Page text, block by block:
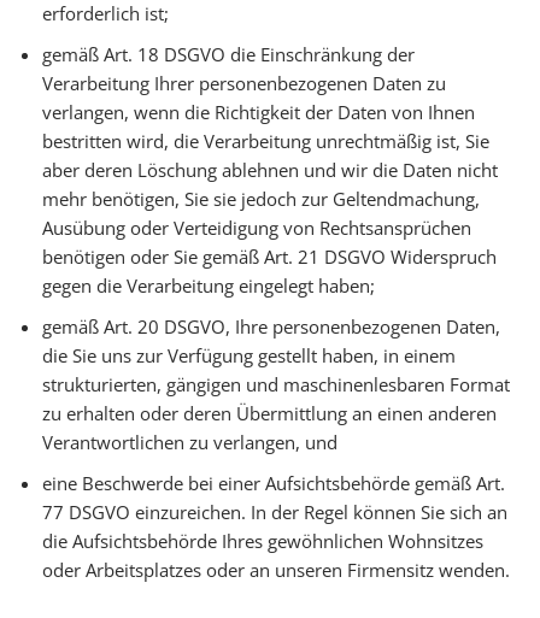
erforderlich ist;
gemäß Art. 18 DSGVO die Einschränkung der
Verarbeitung Ihrer personenbezogenen Daten zu
verlangen, wenn die Richtigkeit der Daten von Ihnen
bestritten wird, die Verarbeitung unrechtmäßig ist, Sie
aber deren Löschung ablehnen und wir die Daten nicht
mehr benötigen, Sie sie jedoch zur Geltendmachung,
Ausübung oder Verteidigung von Rechtsansprüchen
benötigen oder Sie gemäß Art. 21 DSGVO Widerspruch
gegen die Verarbeitung eingelegt haben;
gemäß Art. 20 DSGVO, Ihre personenbezogenen Daten,
die Sie uns zur Verfügung gestellt haben, in einem
strukturierten, gängigen und maschinenlesbaren Format
zu erhalten oder deren Übermittlung an einen anderen
Verantwortlichen zu verlangen, und
eine Beschwerde bei einer Aufsichtsbehörde gemäß Art.
77 DSGVO einzureichen. In der Regel können Sie sich an
die Aufsichtsbehörde Ihres gewöhnlichen Wohnsitzes
oder Arbeitsplatzes oder an unseren Firmensitz wenden.